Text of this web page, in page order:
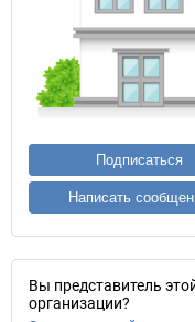
Подписаться
Написать
Вы представитель
организации?